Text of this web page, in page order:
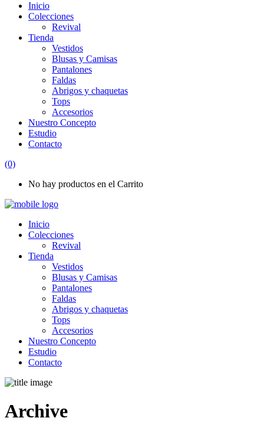
Inicio
Colecciones
Revival
Tienda
Vestidos
Blusas y Camisas
Pantalones
Faldas
Abrigos y chaquetas
Tops
Accesorios
Nuestro Concepto
Estudio
Contacto
(0)
No hay productos en el Carrito
Inicio
Colecciones
Revival
Tienda
Vestidos
Blusas y Camisas
Pantalones
Faldas
Abrigos y chaquetas
Tops
Accesorios
Nuestro Concepto
Estudio
Contacto
Archive